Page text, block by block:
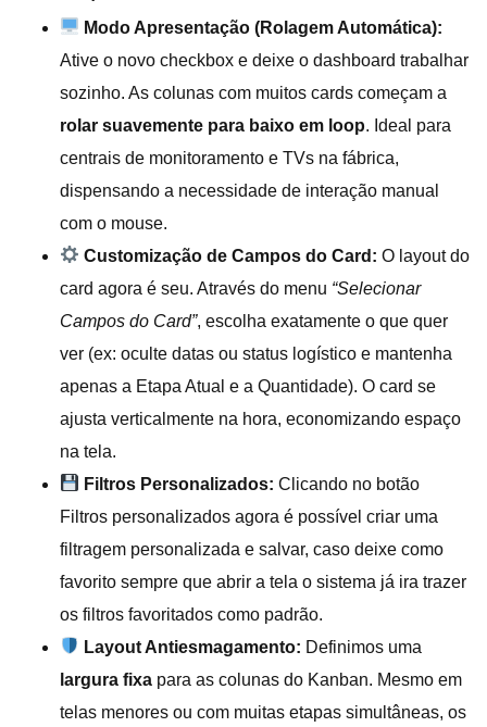
Modo Apresentação (Rolagem Automática):
Ative o novo checkbox e deixe o dashboard trabalhar
sozinho. As colunas com muitos cards começam a
rolar suavemente para baixo em loop. Ideal para
centrais de monitoramento e TVs na fábrica,
dispensando a necessidade de interação manual
com o mouse.
Customização de Campos do Card: O layout do
card agora é seu. Através do menu “Selecionar
Campos do Card”, escolha exatamente o que quer
ver (ex: oculte datas ou status logístico e mantenha
apenas a Etapa Atual e a Quantidade). O card se
ajusta verticalmente na hora, economizando espaço
na tela.
Filtros Personalizados: Clicando no botão
Filtros personalizados agora é possível criar uma
filtragem personalizada e salvar, caso deixe como
favorito sempre que abrir a tela o sistema já ira trazer
os filtros favoritados como padrão.
Layout Antiesmagamento: Definimos uma
largura fixa para as colunas do Kanban. Mesmo em
telas menores ou com muitas etapas simultâneas, os